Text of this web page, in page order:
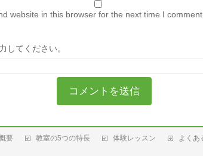
website in this browser for the next time I comment.
してください。
要 教室の5つの特長 体験レッスン よくあ